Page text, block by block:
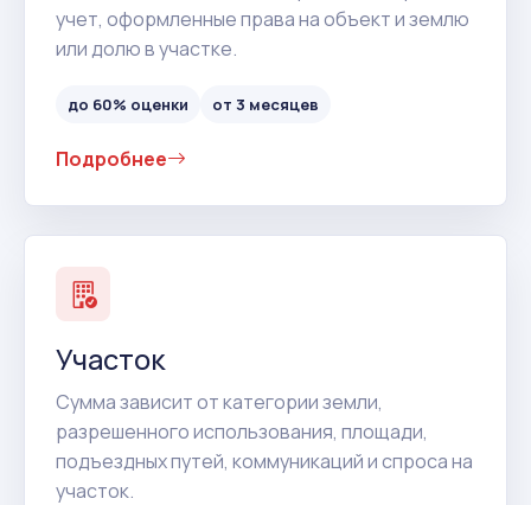
учет, оформленные права на объект и землю
или долю в участке.
до 60% оценки от 3 месяцев
Подробнее
Участок
Сумма зависит от категории земли,
разрешенного использования, площади,
подъездных путей, коммуникаций и спроса на
участок.